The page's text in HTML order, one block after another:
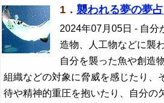
1． 襲われる夢の夢
2024年07月05日 - 自分
造物、人工物などに襲
自分を襲った魚や創造
組織などの対象に脅威を感じたり、
待や精神的重圧を抱いたり、自分の